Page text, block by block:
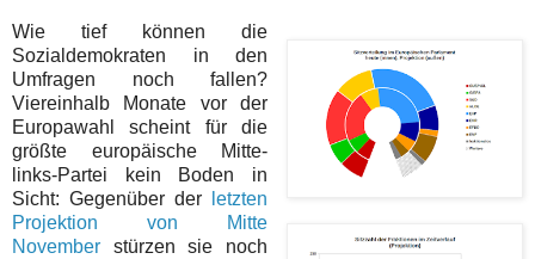
Wie tief können die
Sozialdemokraten in den
Umfragen noch fallen?
Viereinhalb Monate vor der
Europawahl scheint für die
größte europäische Mitte-
links-Partei kein Boden in
Sicht: Gegenüber der
letzten
Projektion von Mitte
November stürzen sie noch